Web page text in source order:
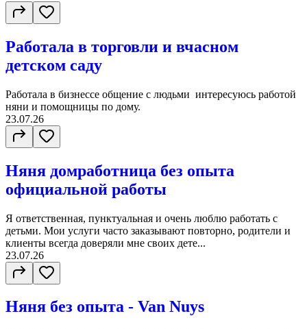
Работала в торговли и вчасном
детском саду
Работала в бизнессе общение с людьми интересуюсь работой
няни и помощницы по дому.
23.07.26
Няня домработница без опыта
официальной работы
Я ответственная, пунктуальная и очень люблю работать с
детьми. Мои услуги часто заказывают повторно, родители и
клиенты всегда доверяли мне своих дете...
23.07.26
Няня без опыта - Van Nuys